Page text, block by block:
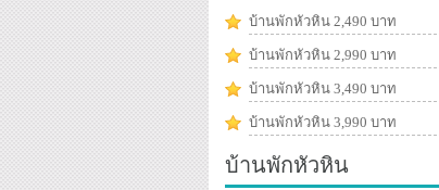
บ้านพักหัวหิน 2,490 บาท
บ้านพักหัวหิน 2,990 บาท
บ้านพักหัวหิน 3,490 บาท
บ้านพักหัวหิน 3,990 บาท
บ้านพักหัวหิน